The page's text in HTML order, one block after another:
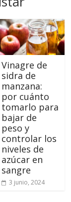
Vinagre de
sidra de
manzana:
por cuánto
tomarlo para
bajar de
peso y
controlar los
niveles de
azúcar en
sangre
3 junio, 2024